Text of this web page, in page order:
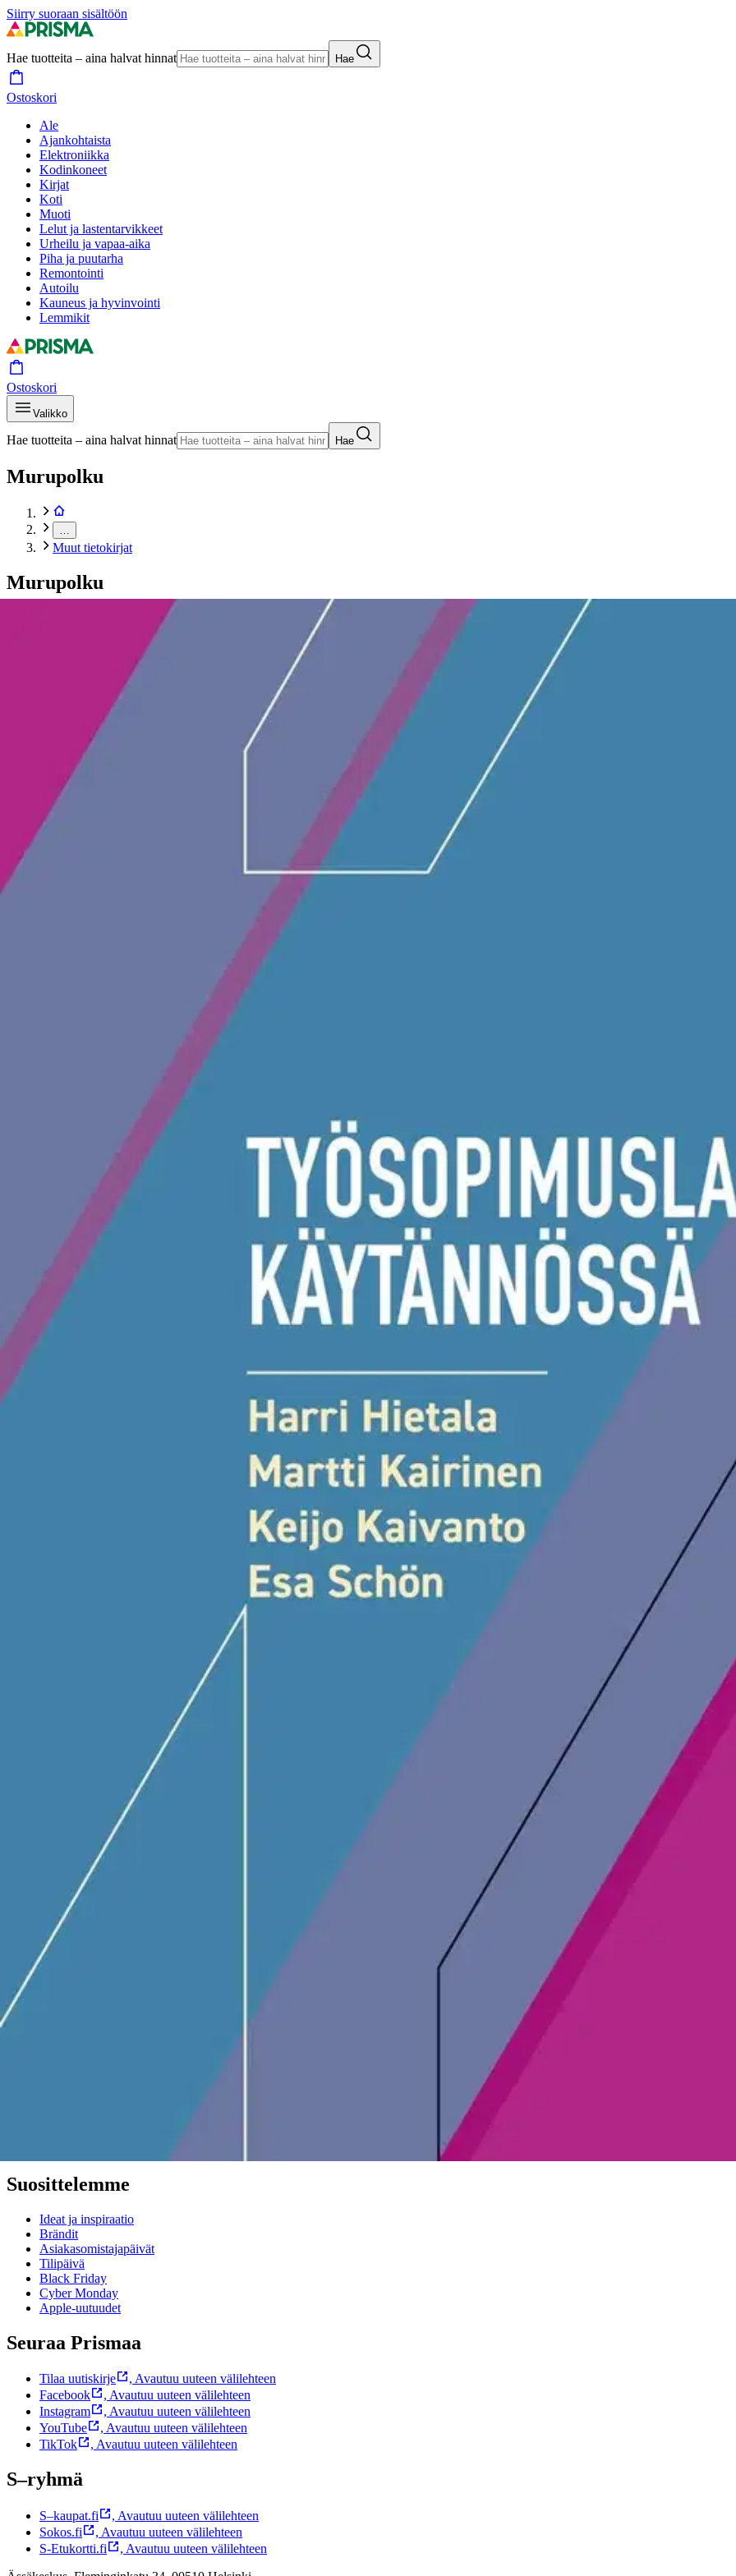
Siirry suoraan sisältöön
Hae tuotteita – aina halvat hinnat Hae
Ostoskori
Ale
Ajankohtaista
Elektroniikka
Kodinkoneet
Kirjat
Koti
Muoti
Lelut ja lastentarvikkeet
Urheilu ja vapaa-aika
Piha ja puutarha
Remontointi
Autoilu
Kauneus ja hyvinvointi
Lemmikit
Ostoskori
Valikko
Hae tuotteita – aina halvat hinnat Hae
Murupolku
Muut tietokirjat
Murupolku
Hietala, Työsopimuslaki käytännössä
Tuotekuvat- ja videot
Avaa kuva suurempana
Karusellin nuolipainikkeet
Alma Insights
Hietala, Työsopimuslaki käytännössä
Ilmainen toimitus yli 100 €:n tilauksille Postin pakettiautomaattiin tai
Etu ei koske Suuri‑lisäpalvelulla toimitettavia tuotteita.
Tarkista myymäläsaatavuus
Ei saatavilla
Tuotekuvaus
Työsopimuslaki käytännössä on selkeä esitys työsopimuslaista. Teos antaa käyttäjälle keskeiset tiedot työsopimuslaista ja siinä
huomioitu muun muassa eräiden työnantajan ilmoitusvelvollisuuksien muutokset, kolmannen maan kansalaisen maahantulo, vaihtelevaa
liikesalaisuuslain vuoksi tehdyt täsmennykset, työntekijän henkilökohtaisen irtisanomisperusteen osittainen väljentäminen ja uudesta
Oletko tyytyväinen tuotetietoihin?
Ovatko tuotetiedot riittävät? Jos tuotetiedoissa on puutteita tai niitä voisi muuten parantaa, anna palautetta.
Avautuu uuteen välilehteen
Ensitilaajan pikaopas
Takuu ja huolto
Toimitustavat
Maksutavat
Asennuspalvelut
Tilaus- ja toimitusehdot
Käyttöehdot
Tietosuojakäytäntö
Saavutettavuus
Vastuullisuus
Asiakaspalvelu
Prisma-myymälöiden yhteystiedot
Suosittelemme
Ideat ja inspiraatio
Brändit
Asiakasomistajapäivät
Tilipäivä
Black Friday
Cyber Monday
Apple-uutuudet
Seuraa Prismaa
Tilaa uutiskirje , Avautuu uuteen välilehteen
Facebook
, Avautuu uuteen välilehteen
Instagram
, Avautuu uuteen välilehteen
YouTube
, Avautuu uuteen välilehteen
TikTok
, Avautuu uuteen välilehteen
S–ryhmä
S–kaupat.fi , Avautuu uuteen välilehteen
Sokos.fi
, Avautuu uuteen välilehteen
S-Etukortti.fi
, Avautuu uuteen välilehteen